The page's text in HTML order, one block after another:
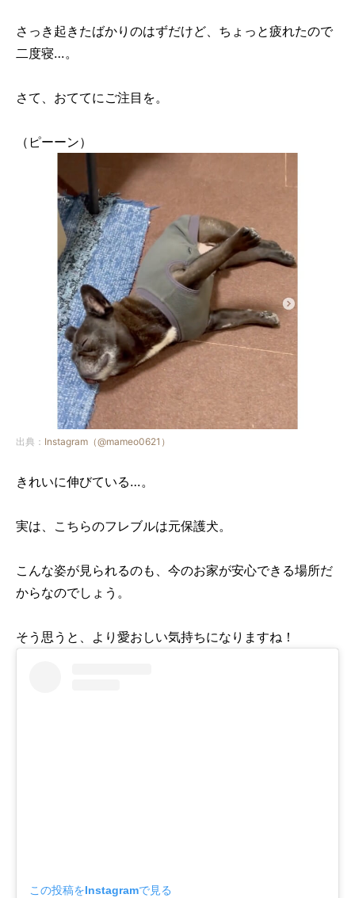
さっき起きたばかりのはずだけど、ちょっと疲れたので
二度寝…。
さて、おててにご注目を。
（ピーーン）
出典： Instagram（@mameo0621）
きれいに伸びている…。
実は、こちらのフレブルは元保護犬。
こんな姿が見られるのも、今のお家が安心できる場所だ
からなのでしょう。
そう思うと、より愛おしい気持ちになりますね！
この投稿をInstagramで見る